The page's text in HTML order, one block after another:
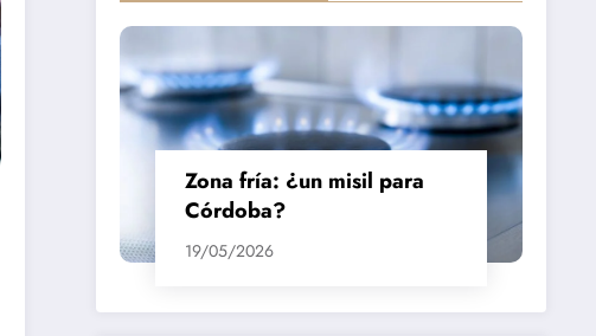
Zona fría: ¿un misil para
Córdoba?
19/05/2026